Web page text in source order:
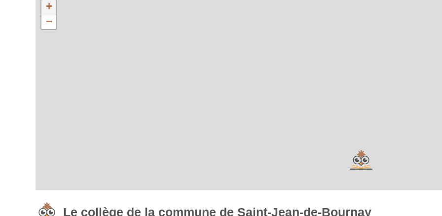
+
−
Le collège de la commune de Saint-Jean-de-Bournay